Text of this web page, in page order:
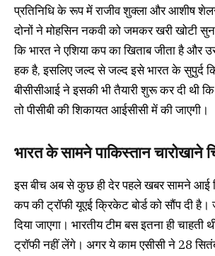
प्रतिनिधि के रूप में राजीव शुक्ला और आशीष
दोनों ने मो​हसिन नकवी को जमकर खरी खोटी
कि भारत ने एशिया कप का खिताब जीता है और
हक है, इसलिए जल्द से जल्द इसे भारत के सुपुर्द
बीसीसीआई ने इसकी भी तैयारी शुरू कर दी थी
तो पीसीबी की शिकायत आईसीसी में की जाएगी।
भारत के सामने पाकिस्तान चारोखाने
इस बीच अब से कुछ ही देर पहले खबर सामने आई
कप की ट्रॉफी यूएई क्रिकेट बोर्ड को सौंप दी
दिया जाएगा। भारतीय टीम बस इतना ही चाहती
ट्रॉफी नहीं लेंगे। अगर ये काम एसीसी ने 28